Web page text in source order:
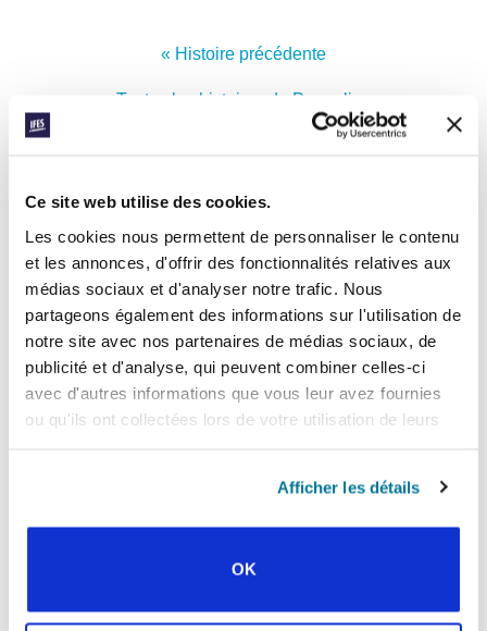
Ce site web utilise des cookies.
Les cookies nous permettent de personnaliser le contenu
et les annonces, d'offrir des fonctionnalités relatives aux
médias sociaux et d'analyser notre trafic. Nous
partageons également des informations sur l'utilisation de
notre site avec nos partenaires de médias sociaux, de
publicité et d'analyse, qui peuvent combiner celles-ci
avec d'autres informations que vous leur avez fournies
ou qu'ils ont collectées lors de votre utilisation de leurs
Afficher les détails
OK
« Histoire précédente
Toutes les histoires de Prayerline
INSCRIVEZ-VOUS À PRAYERLINE
Prénom:
Nom:
Adresse e-mail:
Chaque semaine, l’IFES envoie un court e-mail avec des histoires des
inspirer vos prières.